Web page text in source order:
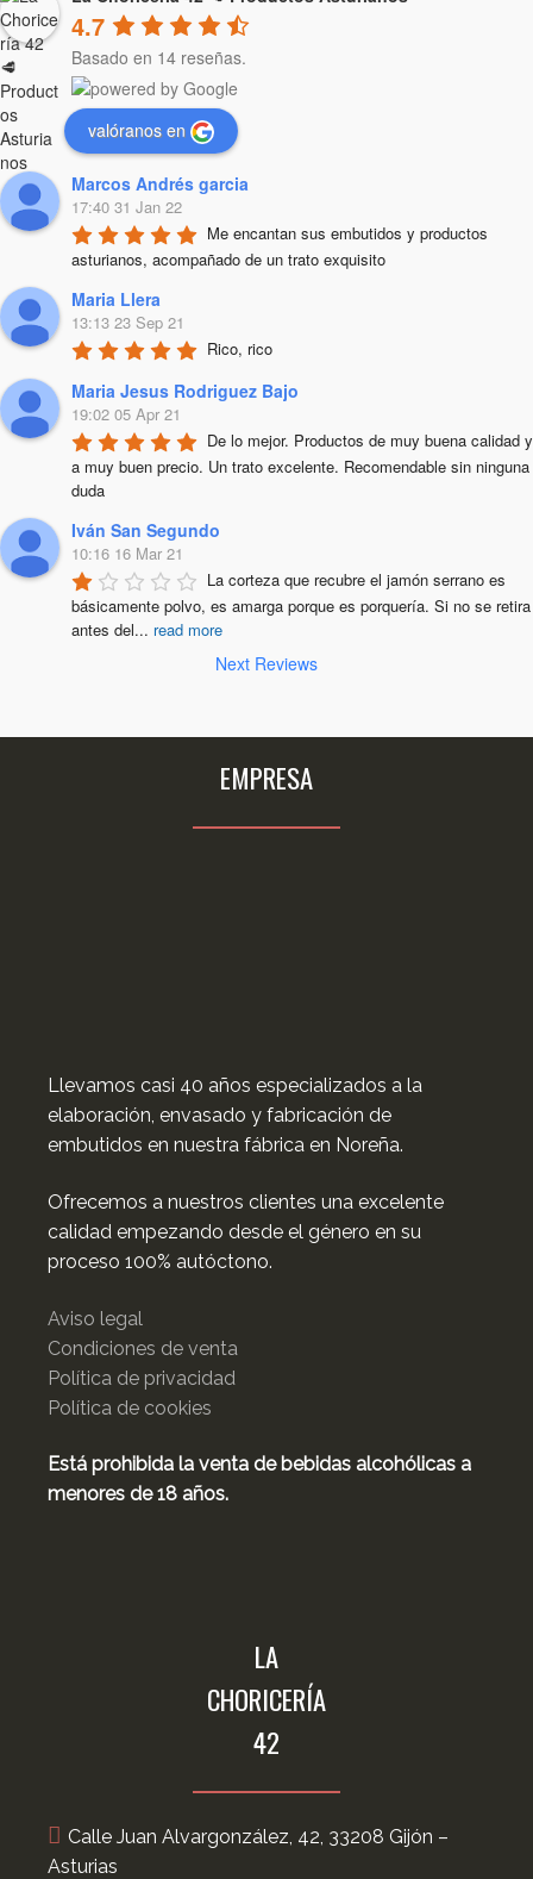
4.7
Basado en 14 reseñas.
valóranos en
Marcos Andrés garcia
17:40 31 Jan 22
Me encantan sus embutidos y productos
asturianos, acompañado de un trato exquisito
Maria Llera
13:13 23 Sep 21
Rico, rico
Maria Jesus Rodriguez Bajo
19:02 05 Apr 21
De lo mejor. Productos de muy buena calidad y
a muy buen precio. Un trato excelente. Recomendable sin ninguna
duda
Iván San Segundo
10:16 16 Mar 21
La corteza que recubre el jamón serrano es
básicamente polvo, es amarga porque es porquería. Si no se retira
antes del... read more
Next Reviews
EMPRESA
Llevamos casi 40 años especializados a la
elaboración, envasado y fabricación de
embutidos en nuestra fábrica en Noreña.
Ofrecemos a nuestros clientes una excelente
calidad empezando desde el género en su
proceso 100% autóctono.
Aviso legal
Condiciones de venta
Política de privacidad
Política de cookies
Está prohibida la venta de bebidas alcohólicas a
menores de 18 años.
LA
CHORICERÍA
42
Calle Juan Alvargonzález, 42, 33208 Gijón –
Asturias